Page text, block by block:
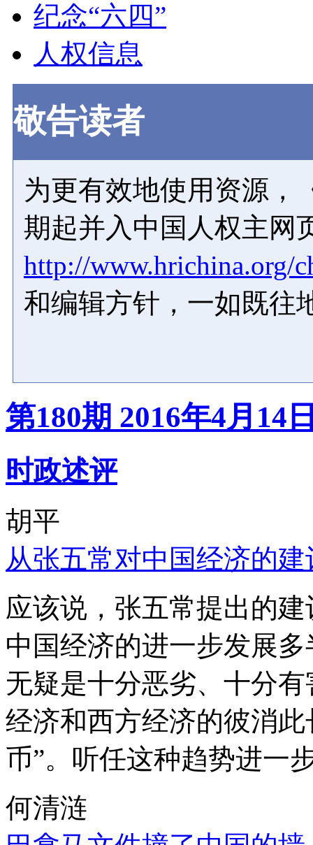
纪念“六四”
人权信息
敬告读者
为更有效地使用资源，
期起并入中国人权主网
http://www.hrichina.org/
和编辑方针，一如既往
第180期 2016年4月14
时政述评
胡平
从张五常对中国经济的
应该说，张五常提出的
中国经济的进一步发展
无疑是十分恶劣、十分
经济和西方经济的彼消
币”。听任这种趋势进一
何清涟